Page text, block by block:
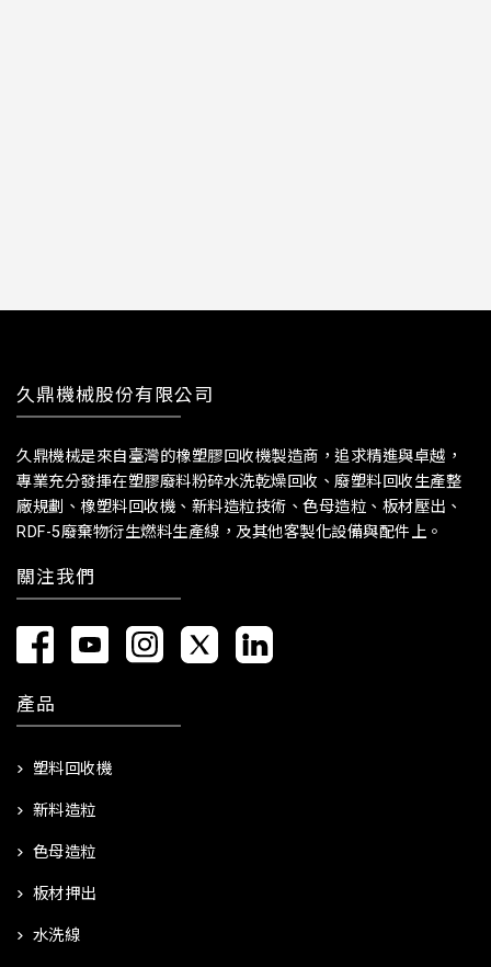
久鼎機械股份有限公司
久鼎機械是來自臺灣的橡塑膠回收機製造商，追求精進與卓越，
專業充分發揮在塑膠廢料粉碎水洗乾燥回收、廢塑料回收生產整
廠規劃、橡塑料回收機、新料造粒技術、色母造粒、板材壓出、
RDF-5廢棄物衍生燃料生產線，及其他客製化設備與配件上。
關注我們
產品
塑料回收機
新料造粒
色母造粒
板材押出
水洗線